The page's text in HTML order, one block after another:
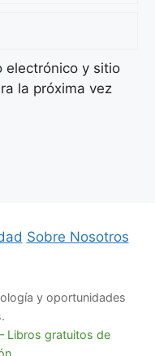
electrónico y sitio
la próxima vez
Sobre Nosotros
y oportunidades
Libros gratuitos de